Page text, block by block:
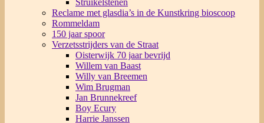
Struikelstenen
Reclame met glasdia’s in de Kunstkring bioscoop
Rommeldam
150 jaar spoor
Verzetsstrijders van de Straat
Oisterwijk 70 jaar bevrijd
Willem van Baast
Willy van Breemen
Wim Brugman
Jan Brunnekreef
Boy Ecury
Harrie Janssen